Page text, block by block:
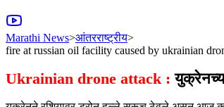
Marathi News>आंतरराष्ट्रीय>
fire at russian oil facility caused by ukrainian
Ukrainian drone attack :